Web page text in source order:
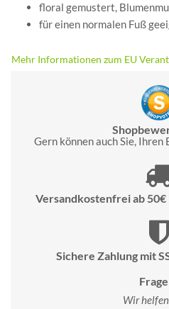
floral gemustert,
für einen normalen Fuß
Mehr Informationen zum EU
Gern können auch Sie,
Versandkostenfrei ab
Sichere Zahlung mit
Wir